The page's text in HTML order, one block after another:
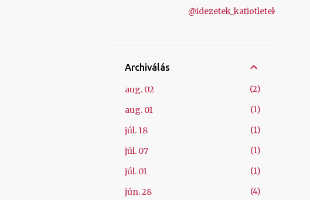
@idezetek_katiotletek
Archiválás
aug. 02
2
aug. 01
1
júl. 18
1
júl. 07
1
júl. 01
1
jún. 28
4